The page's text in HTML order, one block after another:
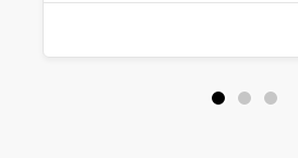
gerçekleştirildi.